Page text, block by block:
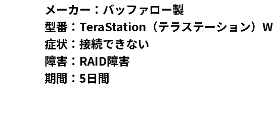
メーカー：バッファロー製
型番：TeraStation（テラステーション
症状：接続できない
障害：RAID障害
期間：5日間